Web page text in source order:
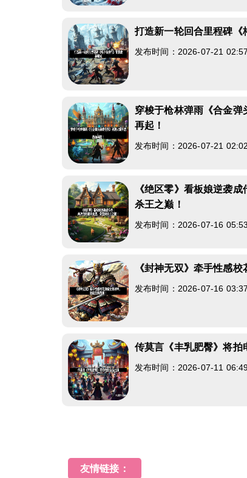
打造新一轮回合里程碑《
发布时间：2026-07-21
穿梭于枪林弹雨《合金弹
再起！
发布时间：2026-07-21
《绝区零》看板娘逆袭
杀王之巅！
发布时间：2026-07-16
《封神无双》牵手性感
发布时间：2026-07-16
传莫言《丰乳肥臀》将拍
发布时间：2026-07-11
友情链接：